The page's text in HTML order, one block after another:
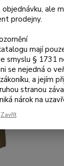
ale
prodejny.
mají
smyslu § 1731
se nejedná o
a jejím
stranou
nárok na
Zavřít